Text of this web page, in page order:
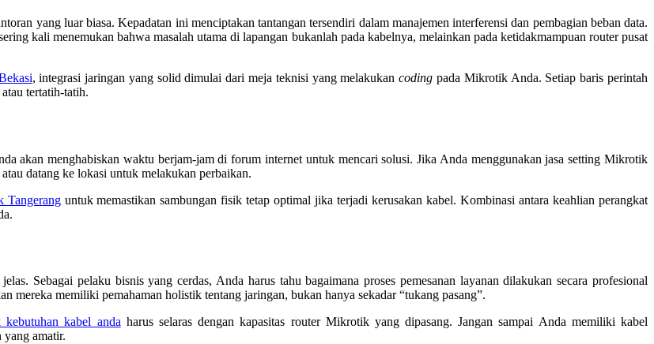
yang luar biasa. Kepadatan ini menciptakan tantangan tersendiri dalam manajemen interferensi dan pembagian beban data.
kali menemukan bahwa masalah utama di lapangan bukanlah pada kabelnya, melainkan pada ketidakmampuan router pusat
, integrasi jaringan yang solid dimulai dari meja teknisi yang melakukancoding pada Mikrotik Anda. Setiap baris perintah
tertatih-tatih.
akan menghabiskan waktu berjam-jam di forum internet untuk mencari solusi. Jika Anda menggunakan jasa setting Mikrotik
atau datang ke lokasi untuk melakukan perbaikan.
Tangeranguntuk memastikan sambungan fisik tetap optimal jika terjadi kerusakan kabel. Kombinasi antara keahlian perangkat
Sebagai pelaku bisnis yang cerdas, Anda harus tahu bagaimana proses pemesanan layanan dilakukan secara profesional
mereka memiliki pemahaman holistik tentang jaringan, bukan hanya sekadar “tukang pasang”.
kabel anda harus selaras dengan kapasitas router Mikrotik yang dipasang. Jangan sampai Anda memiliki kabel
yang amatir.